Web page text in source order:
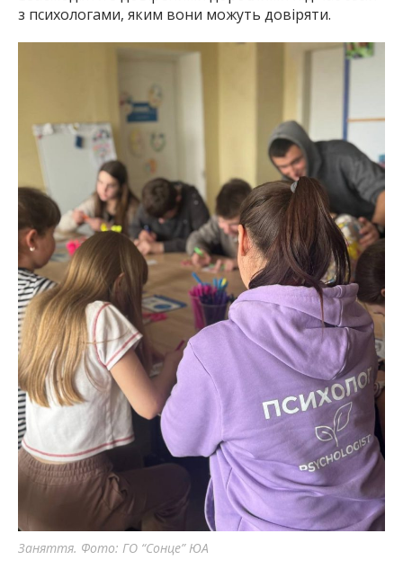
з психологами, яким вони можуть довіряти.
Заняття. Фото: ГО “Сонце” ЮА